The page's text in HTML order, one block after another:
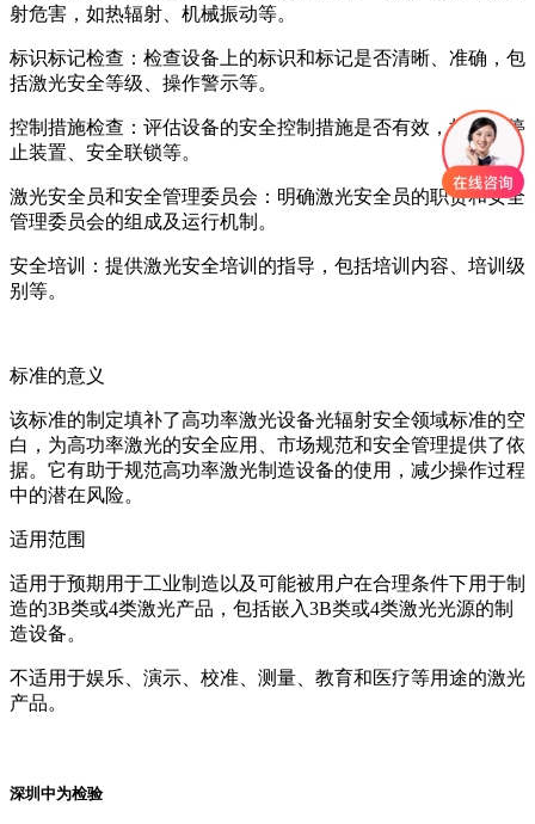
射危害，如热辐射、机械振动等。
标识标记检查：检查设备上的标识和标记是否清晰、准确，包
括激光安全等级、操作警示等。
控制措施检查：评估设备的安全控制措施是否有效，如紧急停
止装置、安全联锁等。
激光安全员和安全管理委员会：明确激光安全员的职责和安全
管理委员会的组成及运行机制。
安全培训：提供激光安全培训的指导，包括培训内容、培训级
别等。
标准的意义
该标准的制定填补了高功率激光设备光辐射安全领域标准的空
白，为高功率激光的安全应用、市场规范和安全管理提供了依
据。它有助于规范高功率激光制造设备的使用，减少操作过程
中的潜在风险。
适用范围
适用于预期用于工业制造以及可能被用户在合理条件下用于制
造的3B类或4类激光产品，包括嵌入3B类或4类激光光源的制
造设备。
不适用于娱乐、演示、校准、测量、教育和医疗等用途的激光
产品。
深圳中为检验